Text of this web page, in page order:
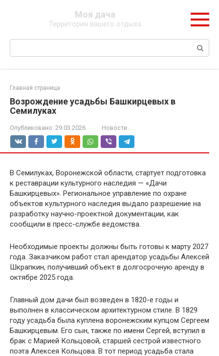
Моя дача
Территория вашего отдыха
Поиск:
Главная страница
Возрождение усадьбы Башкирцевых в
Семилуках
Опубликовано: 29.03.2026 Новости
В Семилуках, Воронежской области, стартует подготовка
к реставрации культурного наследия — «Дачи
Башкирцевых». Региональное управление по охране
объектов культурного наследия выдало разрешение на
разработку научно-проектной документации, как
сообщили в пресс-службе ведомства.
Необходимые проекты должны быть готовы к марту 2027
года. Заказчиком работ стал арендатор усадьбы Алексей
Шкрапкин, получивший объект в долгосрочную аренду в
октябре 2025 года.
Главный дом дачи был возведен в 1820-е годы и
выполнен в классическом архитектурном стиле. В 1829
году усадьба была куплена воронежским купцом Сергеем
Башкирцевым. Его сын, также по имени Сергей, вступил в
брак с Марией Кольцовой, старшей сестрой известного
поэта Алексея Кольцова. В тот период усадьба стала